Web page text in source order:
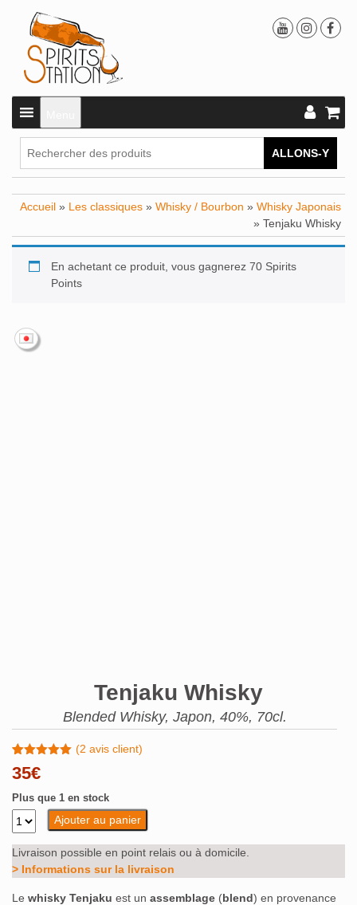
ALLONS-Y
Accueil » Les classiques » Whisky / Bourbon » Whisky Japonais
» Tenjaku Whisky
En achetant ce produit, vous gagnerez 70 Spirits
Points
Tenjaku Whisky
Blended Whisky, Japon, 40%, 70cl.
Noté
sur 5
2
notations
client
(2 avis client)
35€
Plus que 1 en stock
Ajouter au panier
Livraison possible en point relais ou à domicile.
> Informations sur la livraison
Le whisky Tenjaku est un assemblage (blend) en provenance